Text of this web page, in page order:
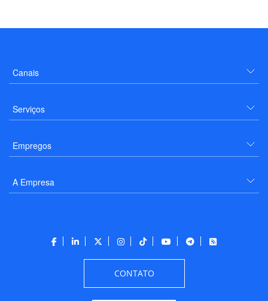
Canais
Serviços
Empregos
A Empresa
CONTATO